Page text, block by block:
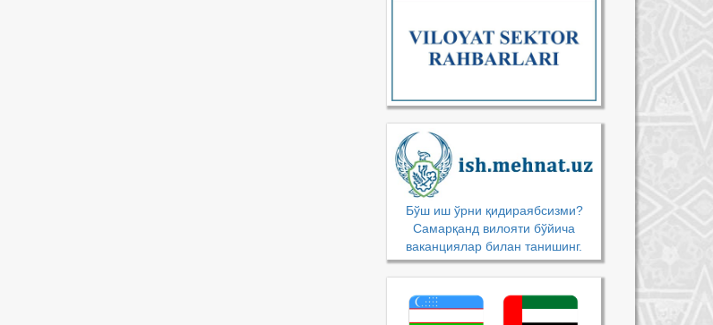
Бўш иш ўрни қидираябсизми?
Самарқанд вилояти бўйича
ваканциялар билан танишинг.